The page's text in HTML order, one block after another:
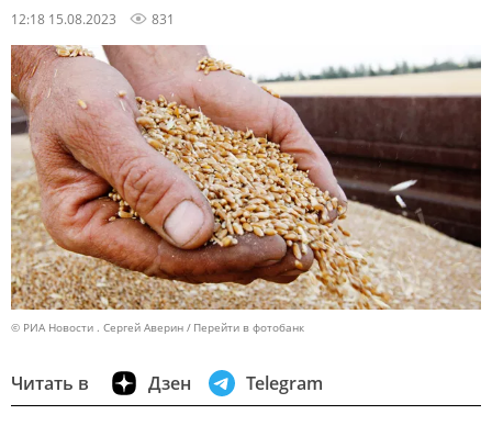
12:18 15.08.2023 831
© РИА Новости . Сергей Аверин Перейти в фотобанк
Читать в Дзен Telegram